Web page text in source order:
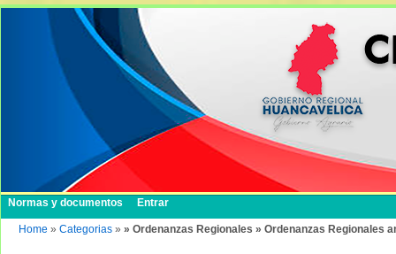
Normas y documentos Entrar
Home » Categorias » » Ordenanzas Regionales » Ordenanzas Regionales